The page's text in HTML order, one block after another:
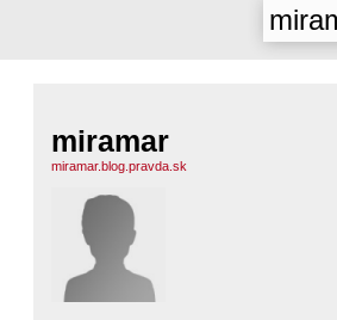
miramar
miramar.blog.pravda.sk